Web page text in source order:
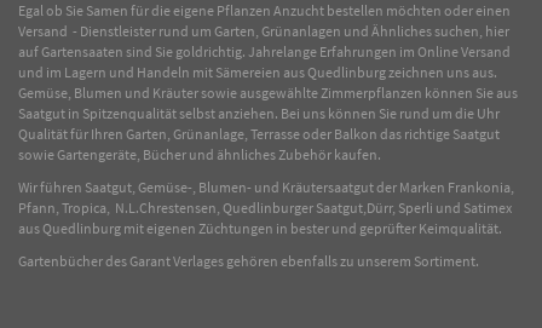
Egal ob Sie Samen für die eigene Pflanzen Anzucht bestellen möchten oder einen
Versand - Dienstleister rund um Garten, Grünanlagen und Ähnliches suchen, hier
auf Gartensaaten sind Sie goldrichtig. Jahrelange Erfahrungen im OnlineVersand
und im Lagern und Handeln mit Sämereien aus Quedlinburg zeichnen uns aus.
Gemüse, Blumen und Kräuter sowie ausgewählteZimmerpflanzen können Sie aus
Saatgut in Spitzenqualität selbst anziehen. Bei uns können Sie rund um die Uhr
Qualität für Ihren Garten, Grünanlage, Terrasse oder Balkon das richtige Saatgut
sowie Gartengeräte, Bücher und ähnliches Zubehör kaufen.
Wir führen Saatgut, Gemüse-, Blumen- und Kräutersaatgut der Marken Frankonia,
Pfann, Tropica, N.L.Chrestensen, Quedlinburger Saatgut,Dürr, Sperli und Satimex
aus Quedlinburg mit eigenen Züchtungen in bester und geprüfter Keimqualität.
Gartenbücher des Garant Verlages gehören ebenfalls zu unserem Sortiment.